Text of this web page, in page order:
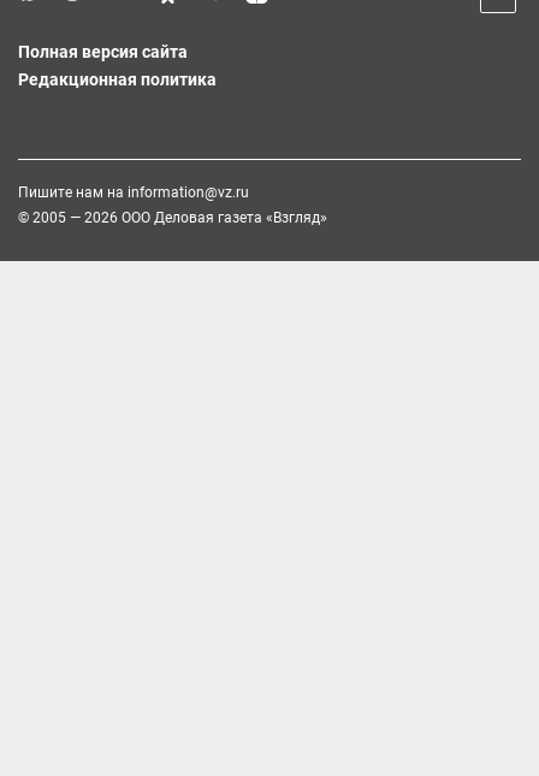
Полная версия сайта
Редакционная политика
Пишите нам на information@vz.ru
© 2005 — 2026 ООО Деловая газета «Взгляд»